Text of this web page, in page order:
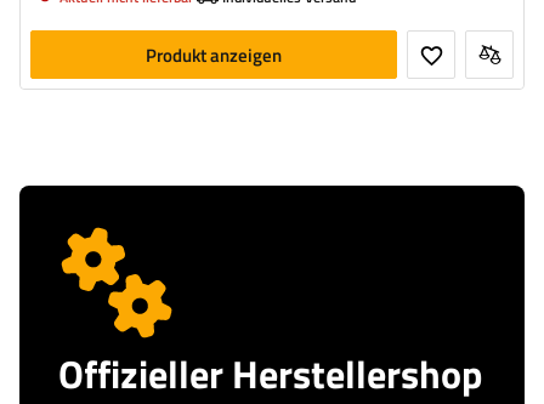
Produkt anzeigen
Offizieller Herstellershop